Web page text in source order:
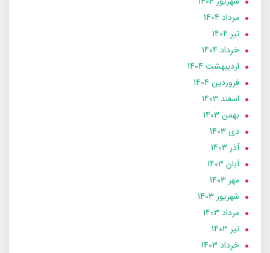
مرداد 1404
تير 1404
خرداد 1404
ارديبهشت 1404
فروردین 1404
اسفند 1403
بهمن 1403
دی 1403
آذر 1403
آبان 1403
مهر 1403
شهریور 1403
مرداد 1403
تير 1403
خرداد 1403